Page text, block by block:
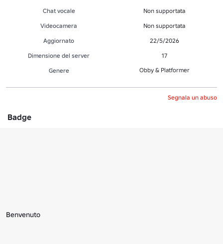
Chat vocale
Non supportata
Videocamera
Non supportata
Aggiornato
22/5/2026
Dimensione del server
17
Genere
Obby & Platformer
Segnala un abuso
Badge
Benvenuto